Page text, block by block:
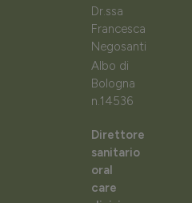
Dr.ssa
Francesca
Negosanti
Albo di
Bologna
n.14536
Direttore
sanitario
oral
care